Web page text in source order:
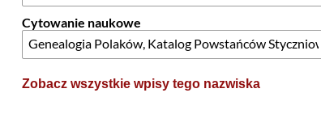
Cytowanie naukowe
Zobacz wszystkie wpisy tego nazwiska